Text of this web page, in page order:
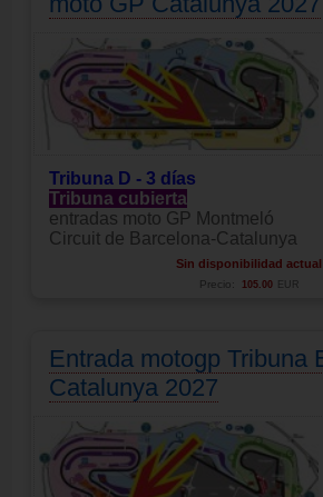
Tribuna D - 3 días
Tribuna cubierta
entradas moto GP Montmeló
Circuit de Barcelona-Catalunya
Sin disponibilidad actual
Precio: 105.00 EUR
Entrada motogp Tribuna
Catalunya 2027